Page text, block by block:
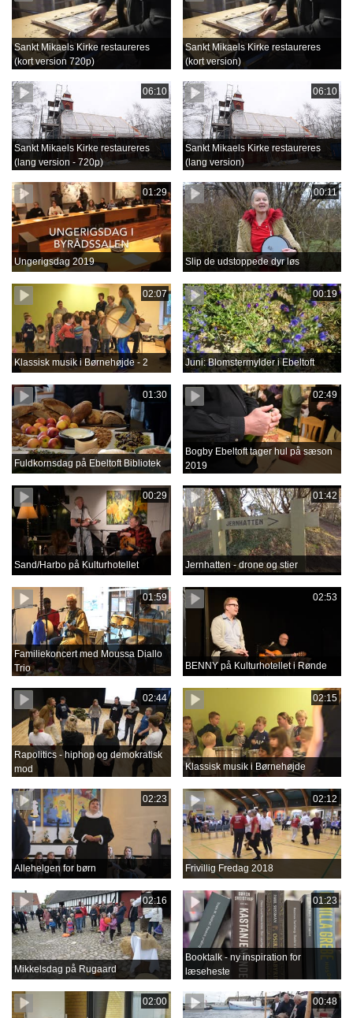
Sankt Mikaels Kirke restaureres
(kort version 720p)
Sankt Mikaels Kirke restaureres
(kort version)
06:10
Sankt Mikaels Kirke restaureres
(lang version - 720p)
06:10
Sankt Mikaels Kirke restaureres
(lang version)
01:29
Ungerigsdag 2019
00:11
Slip de udstoppede dyr løs
02:07
Klassisk musik i Børnehøjde - 2
00:19
Juni: Blomstermylder i Ebeltoft
01:30
Fuldkornsdag på Ebeltoft Bibliotek
02:49
Bogby Ebeltoft tager hul på sæson
2019
00:29
Sand/Harbo på Kulturhotellet
01:42
Jernhatten - drone og stier
01:59
Familiekoncert med Moussa Diallo
Trio
02:53
BENNY på Kulturhotellet i Rønde
02:44
Rapolitics - hiphop og demokratisk
mod
02:15
Klassisk musik i Børnehøjde
02:23
Allehelgen for børn
02:12
Frivillig Fredag 2018
02:16
Mikkelsdag på Rugaard
01:23
Booktalk - ny inspiration for
læseheste
02:00 00:48